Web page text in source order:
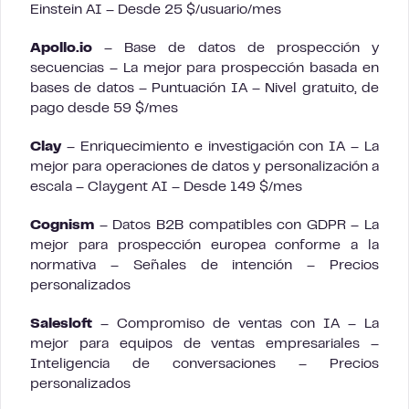
Einstein AI – Desde 25 $/usuario/mes
Apollo.io – Base de datos de prospección y
secuencias – La mejor para prospección basada en
bases de datos – Puntuación IA – Nivel gratuito, de
pago desde 59 $/mes
Clay– Enriquecimiento e investigación con IA – La
mejor para operaciones de datos y personalización a
escala – Claygent AI – Desde 149 $/mes
Cognism – Datos B2B compatibles con GDPR – La
mejor para prospección europea conforme a la
normativa – Señales de intención – Precios
personalizados
Salesloft – Compromiso de ventas con IA – La
mejor para equipos de ventas empresariales –
Inteligencia de conversaciones – Precios
personalizados